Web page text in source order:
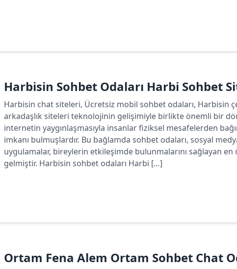
Harbisin Sohbet Odaları Harbi Sohbet
Harbisin chat siteleri, Ücretsiz mobil sohbet odaları, Harbisin
arkadaşlık siteleri teknolojinin gelişimiyle birlikte önemli bir
internetin yaygınlaşmasıyla insanlar fiziksel mesafelerden
imkanı bulmuşlardır. Bu bağlamda sohbet odaları, sosyal
uygulamalar, bireylerin etkileşimde bulunmalarını sağlayan
gelmiştir. Harbisin sohbet odaları Harbi […]
Ortam Fena Alem Ortam Sohbet Chat